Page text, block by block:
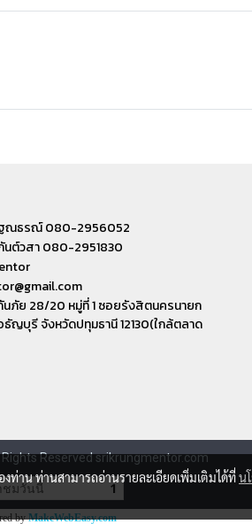
ฐณธรณ์ 080-2956052
นต์วสา 080-2951830
ภัย 28/20 หมู่ที่ 1 ซอยรังสิตนครนายก
ญบุรี​ จังหวัดปทุมธานี​ 12130(ใกล้ตลาด
Reserved srikrungmentor.com
ชมวันนี้ 1
byMakeWebEasy.com
ท่าน ท่านสามารถอ่านรายละเอียดเพิ่มเติมได้ที่น